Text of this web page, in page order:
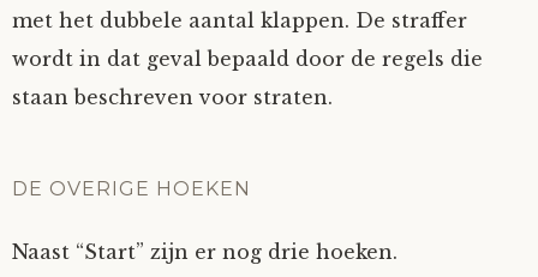
met het dubbele aantal klappen. De straffer
wordt in dat geval bepaald door de regels die
staan beschreven voor straten.
DE OVERIGE HOEKEN
Naast “Start” zijn er nog drie hoeken.